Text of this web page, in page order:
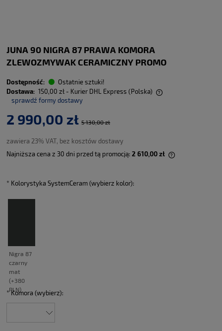
JUNA 90 NIGRA 87 PRAWA KOMORA
ZLEWOZMYWAK CERAMICZNY PROMO
Dostępność: Ostatnie sztuki!
Dostawa: 150,00 zł - Kurier DHL Express (Polska)
Cena nie zawiera ewentualnych kosztów płatności
sprawdź formy dostawy
2 990,00 zł 5 130,00 zł
zawiera 23% VAT, bez kosztów dostawy
Najniższa cena z 30 dni przed tą promocją: 2 610,00 zł
* Kolorystyka SystemCeram (wybierz kolor):
*Komora (wybierz):